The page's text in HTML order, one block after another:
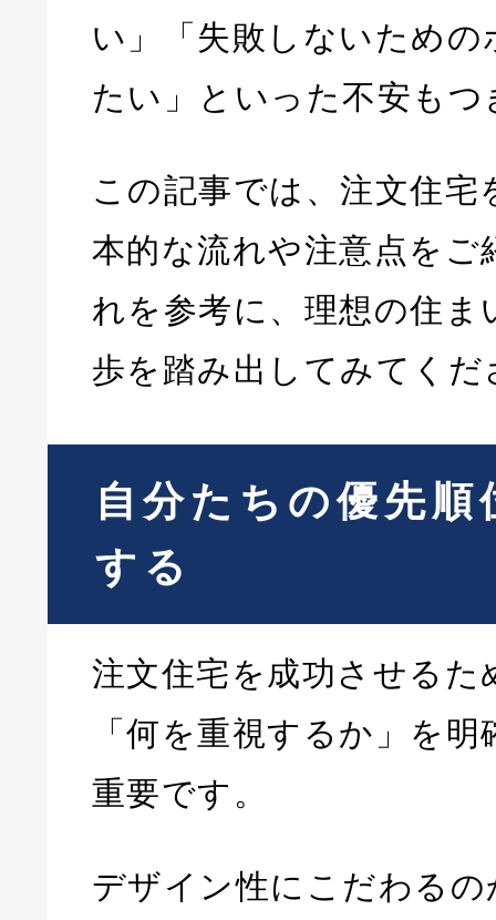
い」「失敗しないため
たい」といった不安も
この記事では、注文住宅
本的な流れや注意点をご
れを参考に、理想の住ま
歩を踏み出してみてくだ
自分たちの優先順
する
注文住宅を成功させるた
「何を重視するか」を
重要です。
デザイン性にこだわる